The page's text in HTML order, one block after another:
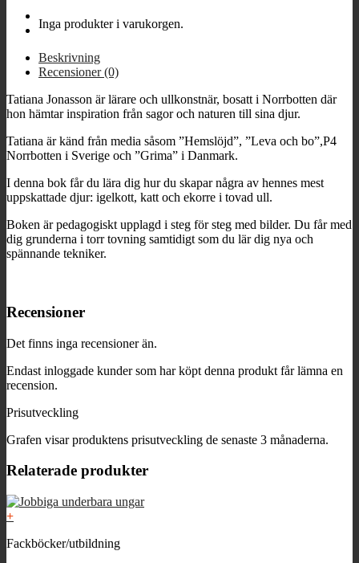
Inga produkter i varukorgen.
Beskrivning
Recensioner (0)
Tatiana Jonasson är lärare och ullkonstnär, bosatt i Norrbotten där
hon hämtar inspiration från sagor och naturen till sina djur.
Tatiana är känd från media såsom ”Hemslöjd”, ”Leva och bo”,P4
Norrbotten i Sverige och ”Grima” i Danmark.
I denna bok får du lära dig hur du skapar några av hennes mest
uppskattade djur: igelkott, katt och ekorre i tovad ull.
Boken är pedagogiskt upplagd i steg för steg med bilder. Du får med
dig grunderna i torr tovning samtidigt som du lär dig nya och
spännande tekniker.
Recensioner
Det finns inga recensioner än.
Endast inloggade kunder som har köpt denna produkt får lämna en
recension.
Prisutveckling
Grafen visar produktens prisutveckling de senaste 3 månaderna.
Relaterade produkter
+
Fackböcker/utbildning